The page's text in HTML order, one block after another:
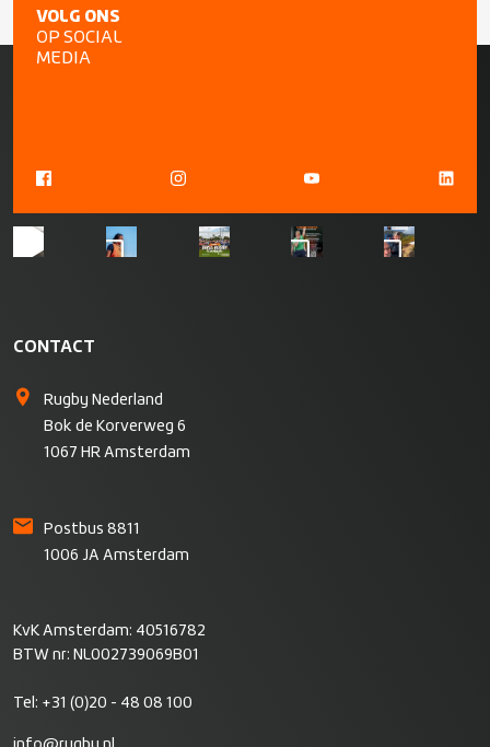
VOLG ONS
OP SOCIAL
MEDIA
CONTACT
Rugby Nederland
Bok de Korverweg 6
1067 HR Amsterdam
Postbus 8811
1006 JA Amsterdam
KvK Amsterdam: 40516782
BTW nr: NL002739069B01
Tel: +31 (0)20 - 48 08 100